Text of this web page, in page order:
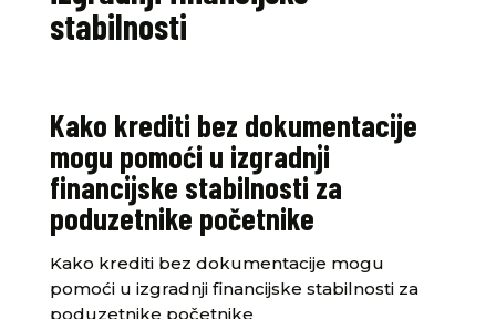
stabilnosti
Kako krediti bez dokumentacije
mogu pomoći u izgradnji
financijske stabilnosti za
poduzetnike početnike
Kako krediti bez dokumentacije mogu
pomoći u izgradnji financijske stabilnosti za
poduzetnike početnike